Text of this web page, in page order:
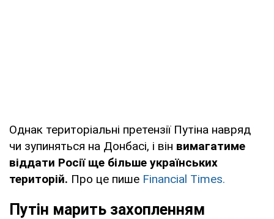
Однак територіальні претензії Путіна навряд
чи зупиняться на Донбасі, і він вимагатиме
віддати Росії ще більше українських
територій. Про це пише Financial Times.
Путін марить захопленням